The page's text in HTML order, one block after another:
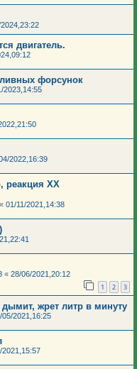
двигатель.
форсунок
2023,14:55
2022,16:39
реакция ХХ
« 01/11/2021,14:38
« 28/06/2021,20:12
1 2 3
жрет литр в минуту
05/2021,16:25
2021,15:57